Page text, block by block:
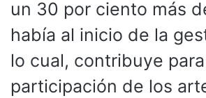
un 30 por ciento más
había al inicio de la
lo cual, contribuye
participación de los